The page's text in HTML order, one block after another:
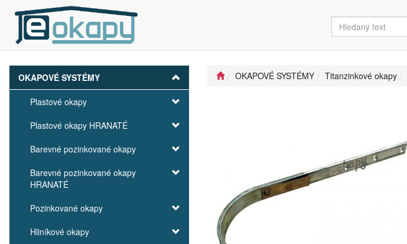
OKAPOVÉ SYSTÉMY
Plastové okapy
Plastové okapy HRANATÉ
Barevné pozinkované okapy
Barevné pozinkované okapy
HRANATÉ
Pozinkované okapy
Hliníkové okapy
OKAPOVÉ SYSTÉMY Titanzinkové okapy